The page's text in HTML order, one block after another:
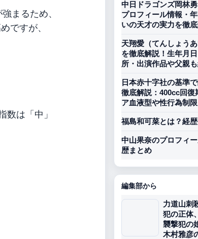
まるため、
ですが、
は「中」
中日ドラゴンズ岡林
プロフィール情報・
いの天才の実力を徹
天翔愛（てんしょう
を徹底解説！生年月
所・出演作品や父親
日本赤十字社の基準
徹底解説：400cc回復
ア血液型や性行為制
福島和可菜とは？経
中山果奈のプロフィ
歴まとめ
編集部から
力道山刺
犯の正体
襲撃犯の
木村雅彦